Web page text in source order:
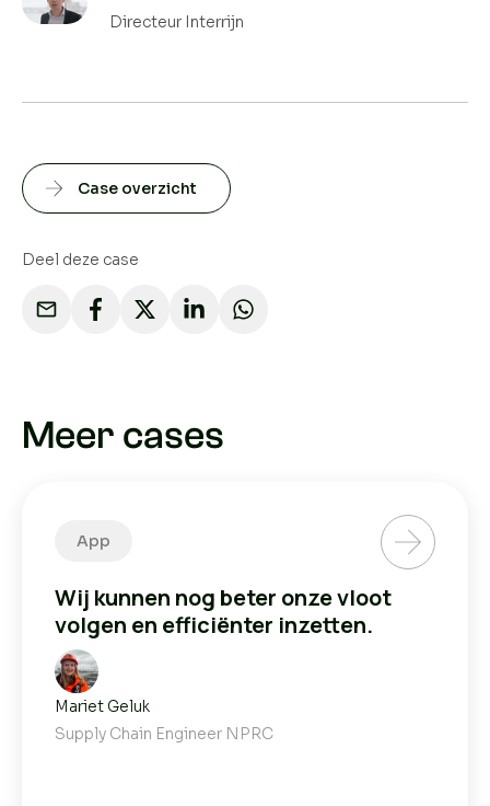
Directeur Interrijn
Case overzicht
Deel deze case
Meer cases
App
Wij kunnen nog beter onze vloot
volgen en efficiënter inzetten.
Mariet Geluk
Supply Chain Engineer NPRC